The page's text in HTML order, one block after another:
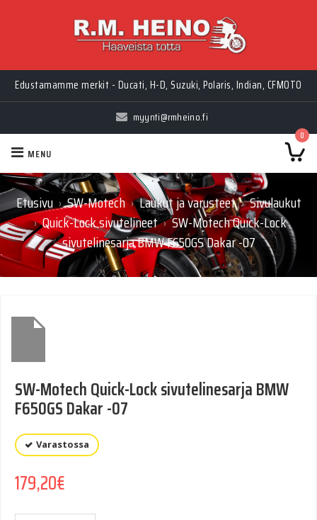
Edustamamme merkit - Ducati, H-D, Suzuki, Polaris, Indian, CFMOTO
myynti@rmheino.fi
0
MENU
Etusivu › SW-Motech › Laukut ja varusteet › Sivulaukut
› Quick-Lock sivutelineet › SW-Motech Quick-Lock
sivutelinesarja BMW F650GS Dakar -07
SW-Motech Quick-Lock sivutelinesarja BMW
F650GS Dakar -07
Varastossa
179,20€